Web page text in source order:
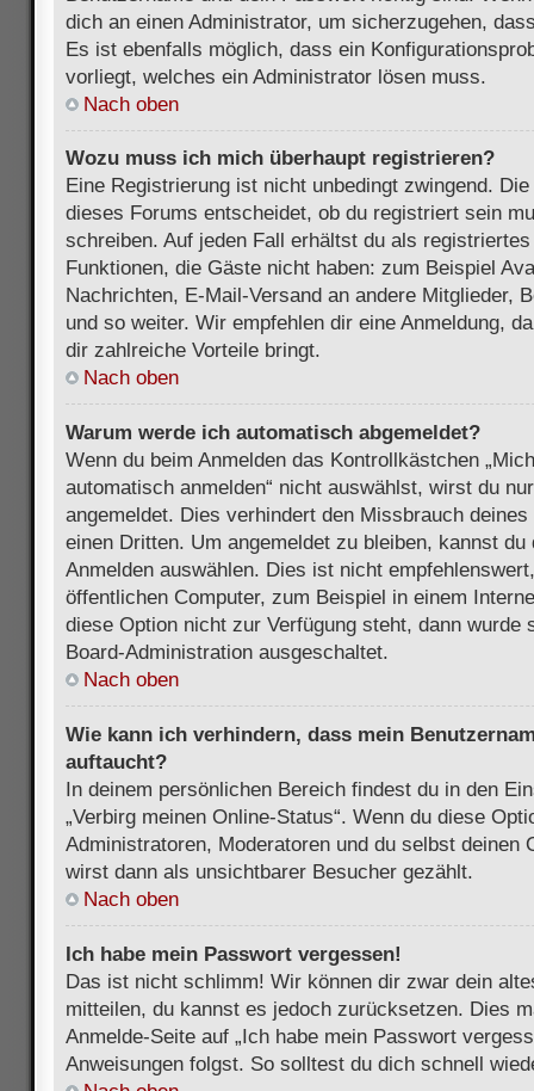
dich an einen Administrator, um sicherzugehen,
Es ist ebenfalls möglich, dass ein
vorliegt, welches ein Administrator lösen muss.
Nach oben
Wozu muss ich mich überhaupt registrieren?
Eine Registrierung ist nicht unbedingt zwingend.
dieses Forums entscheidet, ob du registriert sein
schreiben. Auf jeden Fall erhältst du als
Funktionen, die Gäste nicht haben: zum Beispiel
Nachrichten, E-Mail-Versand an andere Mitglieder,
und so weiter. Wir empfehlen dir eine Anmeldung,
dir zahlreiche Vorteile bringt.
Nach oben
Warum werde ich automatisch abgemeldet?
Wenn du beim Anmelden das Kontrollkästchen
automatisch anmelden“ nicht auswählst, wirst du
angemeldet. Dies verhindert den Missbrauch
einen Dritten. Um angemeldet zu bleiben, kannst
Anmelden auswählen. Dies ist nicht
öffentlichen Computer, zum Beispiel in einem
diese Option nicht zur Verfügung steht, dann wurde
Board-Administration ausgeschaltet.
Nach oben
Wie kann ich verhindern, dass mein
auftaucht?
In deinem persönlichen Bereich findest du in den
„Verbirg meinen Online-Status“. Wenn du diese
Administratoren, Moderatoren und du selbst deinen
wirst dann als unsichtbarer Besucher gezählt.
Nach oben
Ich habe mein Passwort vergessen!
Das ist nicht schlimm! Wir können dir zwar dein
mitteilen, du kannst es jedoch zurücksetzen. Dies
Anmelde-Seite auf „Ich habe mein Passwort
Anweisungen folgst. So solltest du dich schnell